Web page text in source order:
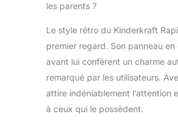
les
les parents ?
Le style rétro du Kinderkraft
premier regard. Son panneau
avant lui confèrent un charme
remarqué par les utilisateurs.
attire indéniablement l’attention
à ceux qui le possèdent.